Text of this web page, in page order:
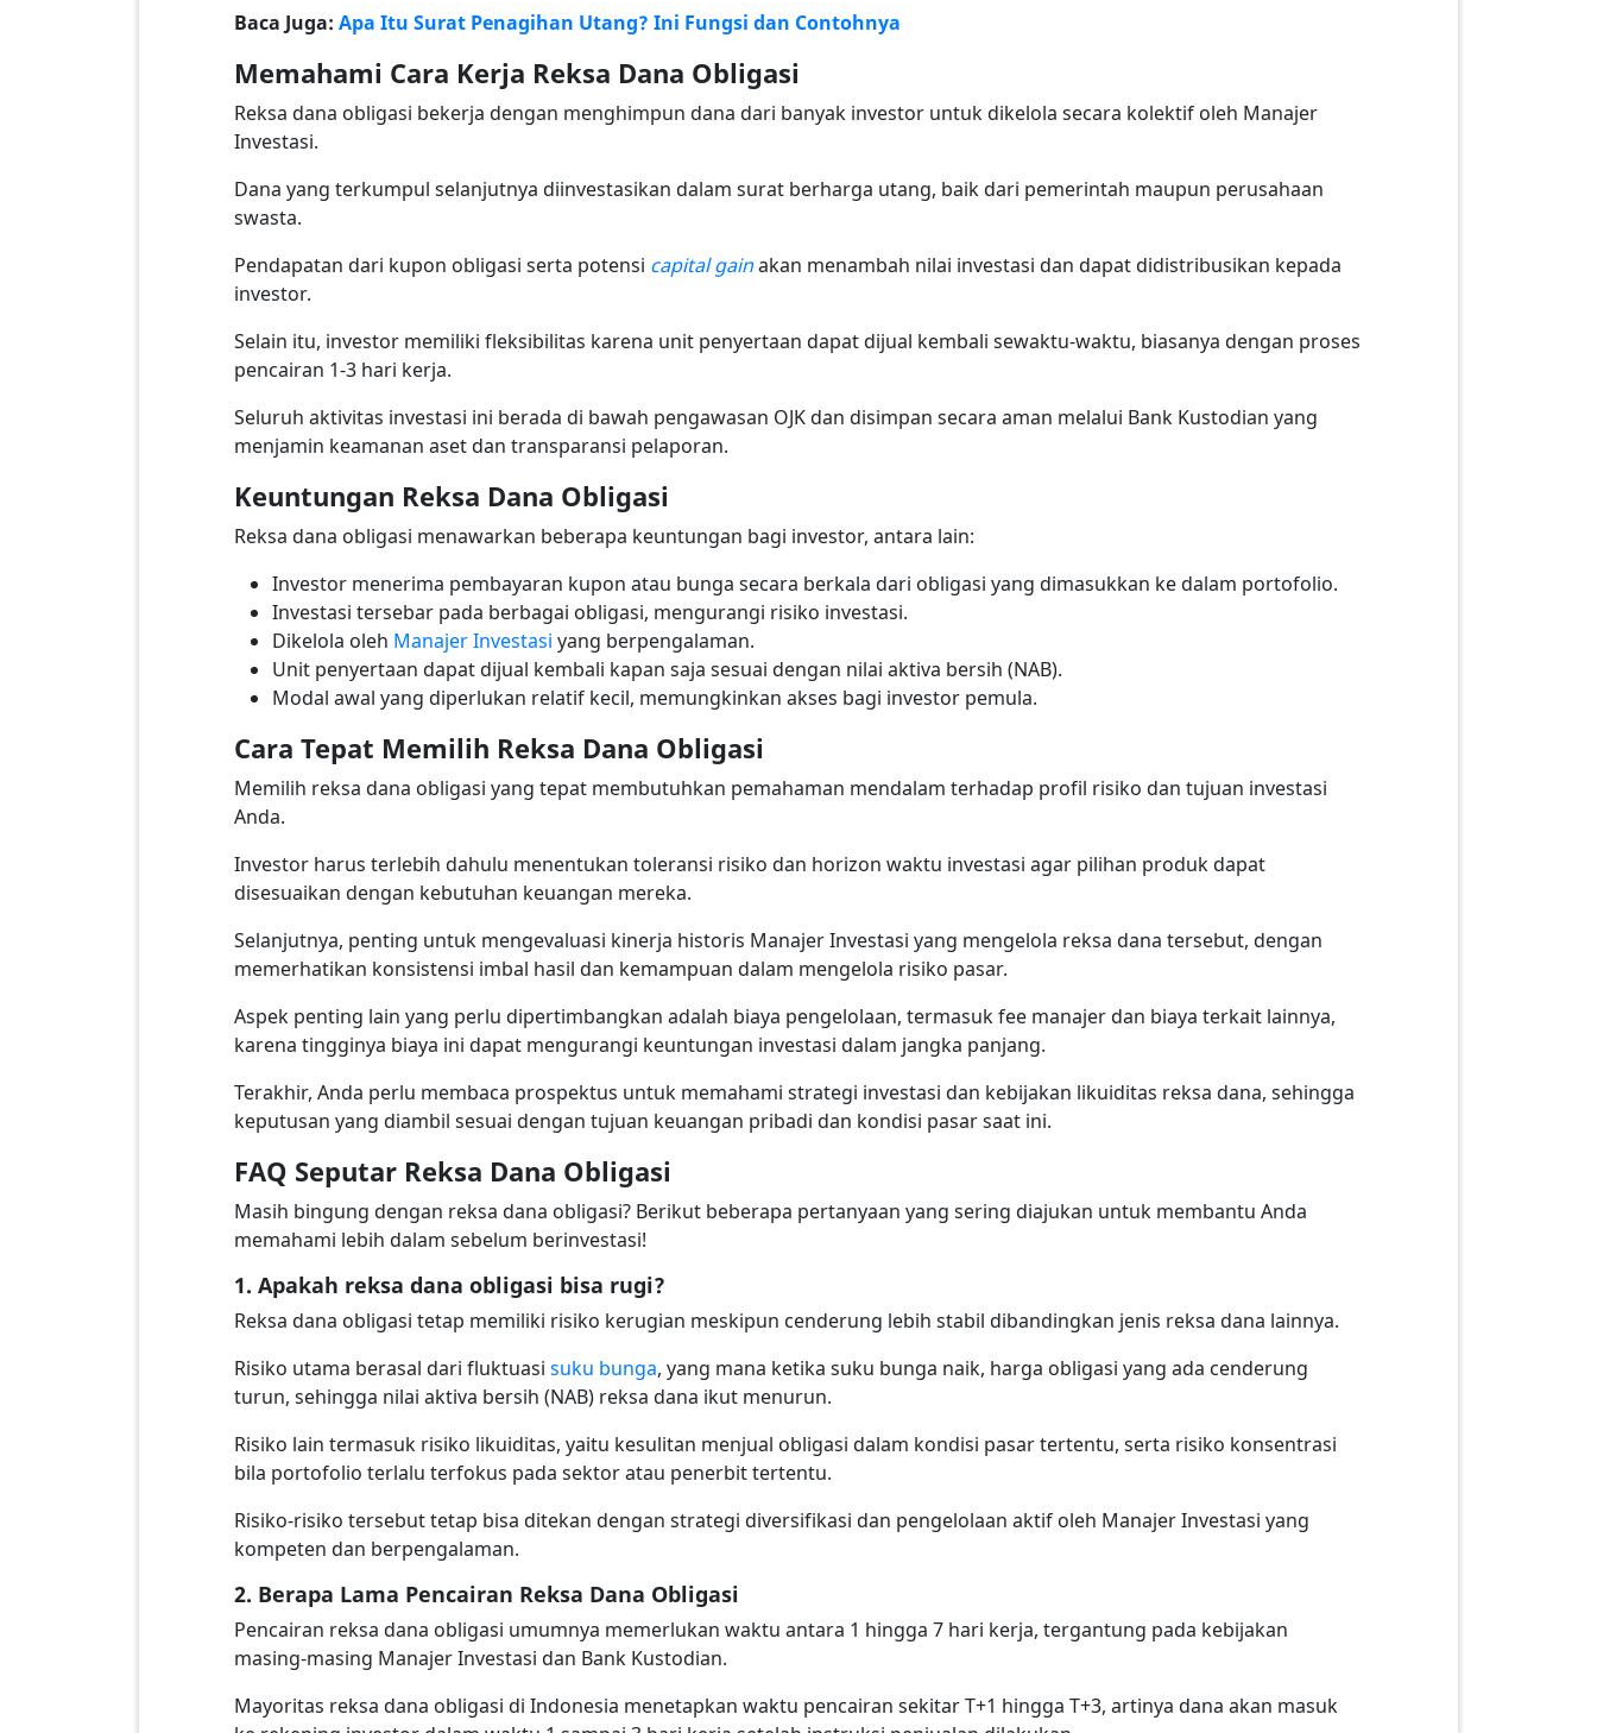
Baca Juga: Apa Itu Surat Penagihan Utang? Ini Fungsi dan Contohnya
Memahami Cara Kerja Reksa Dana Obligasi
Reksa dana obligasi bekerja dengan menghimpun dana dari banyak investor untuk dikelola secara kolektif oleh Manajer
Investasi.
Dana yang terkumpul selanjutnya diinvestasikan dalam surat berharga utang, baik dari pemerintah maupun perusahaan
swasta.
Pendapatan dari kupon obligasi serta potensi capital gainakan menambah nilai investasi dan dapat didistribusikan kepada
investor.
Selain itu, investor memiliki fleksibilitas karena unit penyertaan dapat dijual kembali sewaktu-waktu, biasanya dengan proses
pencairan 1-3 hari kerja.
Seluruh aktivitas investasi ini berada di bawah pengawasan OJK dan disimpan secara aman melalui Bank Kustodian yang
menjamin keamanan aset dan transparansi pelaporan.
Keuntungan Reksa Dana Obligasi
Reksa dana obligasi menawarkan beberapa keuntungan bagi investor, antara lain:
Investor menerima pembayaran kupon atau bunga secara berkala dari obligasi yang dimasukkan ke dalam portofolio.
Investasi tersebar pada berbagai obligasi, mengurangi risiko investasi.
Dikelola oleh Manajer Investasi yang berpengalaman.
Unit penyertaan dapat dijual kembali kapan saja sesuai dengan nilai aktiva bersih (NAB).
Modal awal yang diperlukan relatif kecil, memungkinkan akses bagi investor pemula.
Cara Tepat Memilih Reksa Dana Obligasi
Memilih reksa dana obligasi yang tepat membutuhkan pemahaman mendalam terhadap profil risiko dan tujuan investasi
Anda.
Investor harus terlebih dahulu menentukan toleransi risiko dan horizon waktu investasi agar pilihan produk dapat
disesuaikan dengan kebutuhan keuangan mereka.
Selanjutnya, penting untuk mengevaluasi kinerja historis Manajer Investasi yang mengelola reksa dana tersebut, dengan
memerhatikan konsistensi imbal hasil dan kemampuan dalam mengelola risiko pasar.
Aspek penting lain yang perlu dipertimbangkan adalah biaya pengelolaan, termasuk fee manajer dan biaya terkait lainnya,
karena tingginya biaya ini dapat mengurangi keuntungan investasi dalam jangka panjang.
Terakhir, Anda perlu membaca prospektus untuk memahami strategi investasi dan kebijakan likuiditas reksa dana, sehingga
keputusan yang diambil sesuai dengan tujuan keuangan pribadi dan kondisi pasar saat ini.
FAQ Seputar Reksa Dana Obligasi
Masih bingung dengan reksa dana obligasi? Berikut beberapa pertanyaan yang sering diajukan untuk membantu Anda
memahami lebih dalam sebelum berinvestasi!
1. Apakah reksa dana obligasi bisa rugi?
Reksa dana obligasi tetap memiliki risiko kerugian meskipun cenderung lebih stabil dibandingkan jenis reksa dana lainnya.
Risiko utama berasal dari fluktuasi suku bunga, yang mana ketika suku bunga naik, harga obligasi yang ada cenderung
turun, sehingga nilai aktiva bersih (NAB) reksa dana ikut menurun.
Risiko lain termasuk risiko likuiditas, yaitu kesulitan menjual obligasi dalam kondisi pasar tertentu, serta risiko konsentrasi
bila portofolio terlalu terfokus pada sektor atau penerbit tertentu.
Risiko-risiko tersebut tetap bisa ditekan dengan strategi diversifikasi dan pengelolaan aktif oleh Manajer Investasi yang
kompeten dan berpengalaman.
2. Berapa Lama Pencairan Reksa Dana Obligasi
Pencairan reksa dana obligasi umumnya memerlukan waktu antara 1 hingga 7 hari kerja, tergantung pada kebijakan
masing-masing Manajer Investasi dan Bank Kustodian.
Mayoritas reksa dana obligasi di Indonesia menetapkan waktu pencairan sekitar T+1 hingga T+3, artinya dana akan masuk